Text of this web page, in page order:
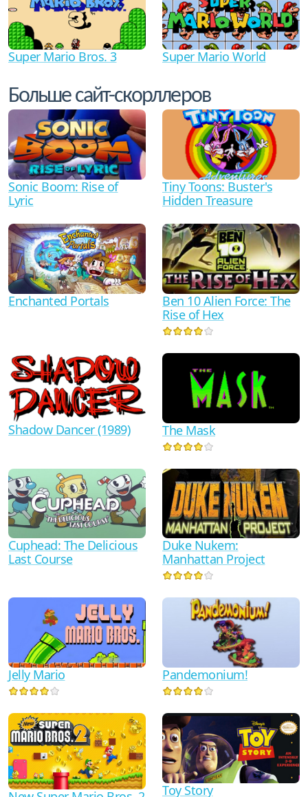
Super Mario Bros. 3 Super Mario World
Больше сайт-скорллеров
Sonic Boom: Rise of
Lyric
Tiny Toons: Buster's
Hidden Treasure
Enchanted Portals
Ben 10 Alien Force: The
Rise of Hex
Shadow Dancer (1989) The Mask
Cuphead: The Delicious
Last Course
Duke Nukem:
Manhattan Project
Jelly Mario Pandemonium!
Toy Story